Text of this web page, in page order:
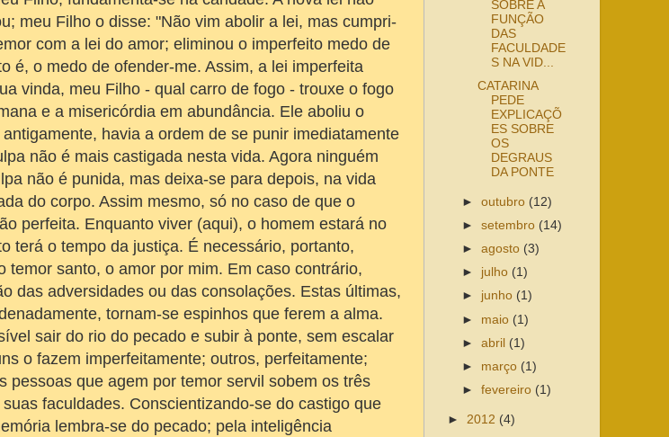
meu Filho o disse: "Não vim abolir a lei, mas cumpri-
com a lei do amor; eliminou o imperfeito medo de
é, o medo de ofender-me. Assim, a lei imperfeita
vinda, meu Filho - qual carro de fogo - trouxe o fogo
e a misericórdia em abundância. Ele aboliu o
havia a ordem de se punir imediatamente
não é mais castigada nesta vida. Agora ninguém
não é punida, mas deixa-se para depois, na vida
do corpo. Assim mesmo, só no caso de que o
perfeita. Enquanto viver (aqui), o homem estará no
terá o tempo da justiça. É necessário, portanto,
temor santo, o amor por mim. Em caso contrário,
das adversidades ou das consolações. Estas últimas,
tornam-se espinhos que ferem a alma.
sair do rio do pecado e subir à ponte, sem escalar
o fazem imperfeitamente; outros, perfeitamente;
pessoas que agem por temor servil sobem os três
faculdades. Conscientizando-se do castigo que
lembra-se do pecado; pela inteligência
SOBRE A
FUNÇÃO
DAS
FACULDADE
S NA VID...
CATARINA
PEDE
EXPLICAÇÕ
ES SOBRE
OS
DEGRAUS
DA PONTE
►outubro (12)
►setembro (14)
►agosto (3)
► julho (1)
► junho (1)
► maio (1)
►abril (1)
► março (1)
►fevereiro (1)
► 2012 (4)